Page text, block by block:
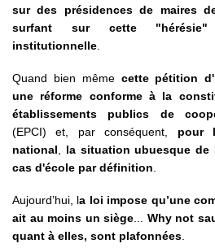
sur des présidences de maires
surfant sur cette "hérésie"
institutionnelle
Quand bien même cette pétition
une réforme conforme à la
établissements publics de
(EPCI) et, par conséquent,
pour
national
la situation ubuesque de
cas d'école par définition
Aujourd’hui, la loi impose qu’une
ait au moins un siège
Why not
quant à elles, sont plafonnées